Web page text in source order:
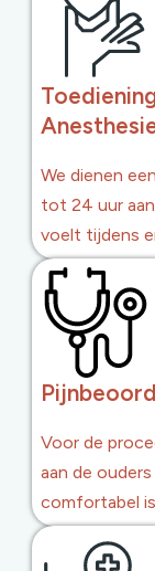
We dienen
tot 24 uur
voelt tijdens
Voor de
aan de
comfortabel